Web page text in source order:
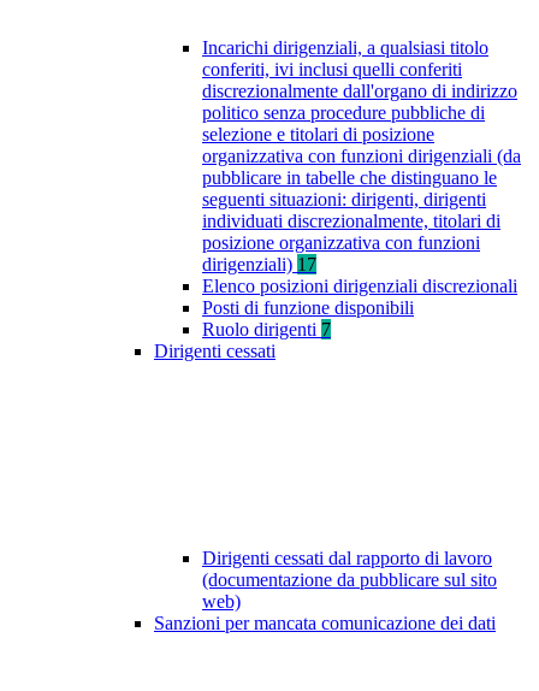
Incarichi dirigenziali, a qualsiasi titolo
conferiti, ivi inclusi quelli conferiti
discrezionalmente dall'organo di indirizzo
politico senza procedure pubbliche di
selezione e titolari di posizione
organizzativa con funzioni dirigenziali (da
pubblicare in tabelle che distinguano le
seguenti situazioni: dirigenti, dirigenti
individuati discrezionalmente, titolari di
posizione organizzativa con funzioni
dirigenziali) 17
Elenco posizioni dirigenziali discrezionali
Posti di funzione disponibili
Ruolo dirigenti 7
Dirigenti cessati
Dirigenti cessati dal rapporto di lavoro
(documentazione da pubblicare sul sito
web)
Sanzioni per mancata comunicazione dei dati